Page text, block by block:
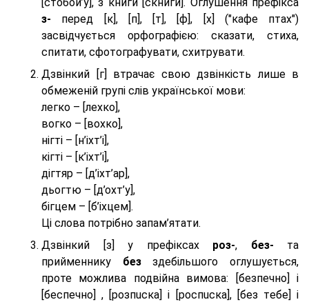
з- перед [к], [п], [т], [ф], [х] ("кафе птах")
засвідчується орфографією: сказати, стиха,
спитати, сфотографувати, схитрувати.
Дзвінкий [г] втрачає свою дзвінкість лише в
обмеженій групі слів української мови:
легко – [лехко],
вогко – [вохко],
нігті – [н’іхт’і],
кігті – [к’іхт’і],
дігтяр – [д’іхт’ар],
дьогтю – [д’охт’у],
бігцем – [б’іхцем].
Ці слова потрібно запам’ятати.
Дзвінкий [з] у префіксах роз-, без- та
прийменнику безздебільшого оглушується,
проте можлива подвійна вимова: [безпeчно] і
[беспeчно] , [розпuска] і [роспuска], [без тeбе] і